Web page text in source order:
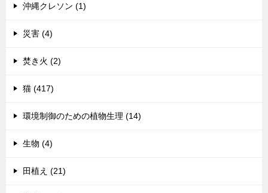
沖縄クレソン (1)
災害 (4)
焚き火 (2)
猫 (417)
環境制御のための植物生理 (14)
生物 (4)
田植え (21)